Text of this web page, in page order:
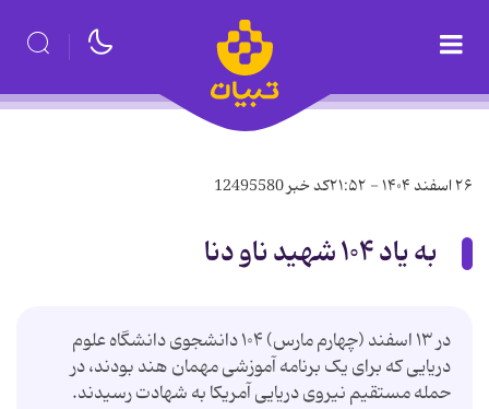
۲۶ اسفند ۱۴۰۴ - ۲۱:۵۲ کد خبر12495580
به یاد ۱۰۴ شهید ناو دنا
در ۱۳ اسفند (چهارم مارس) ۱۰۴ دانشجوی دانشگاه علوم
دریایی که برای یک برنامه آموزشی مهمان هند بودند، در
حمله مستقیم نیروی دریایی آمریکا به شهادت رسیدند.